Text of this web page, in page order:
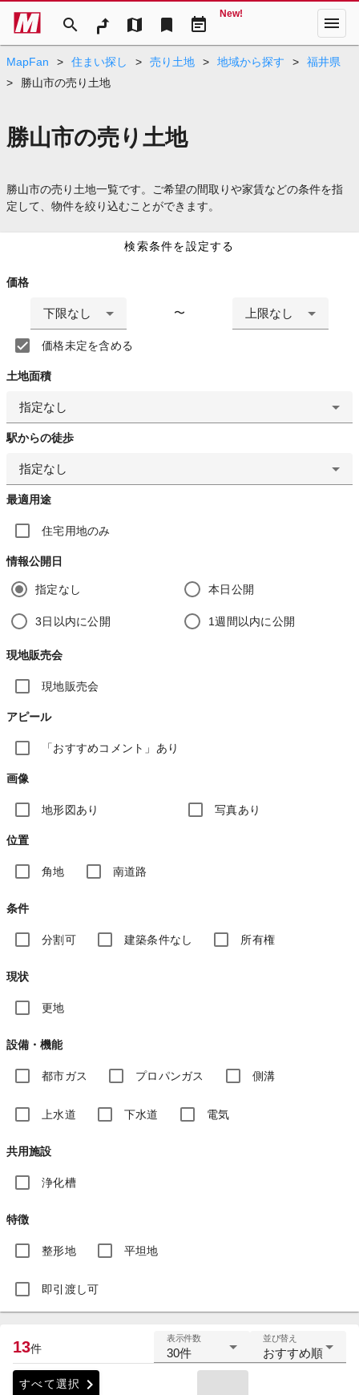
search map bookmark event_note
New! menu
MapFan > 住まい探し > 売り土地 > 地域から探す >
福井県
>
勝山市の売り土地
勝山市の売り土地
勝山市の売り土地一覧です。ご希望の間取りや家賃などの条件を指
定して、物件を絞り込むことができます。
検索条件を設定する
価格
下限なし 〜 上限なし
価格未定を含める
土地面積
指定なし
駅からの徒歩
指定なし
最適用途
住宅用地のみ
情報公開日
指定なし 本日公開
3日以内に公開 1週間以内に公開
現地販売会
現地販売会
アピール
「おすすめコメント」あり
画像
地形図あり 写真あり
位置
角地 南道路
条件
分割可 建築条件なし 所有権
現状
更地
設備・機能
都市ガス プロパンガス 側溝
上水道 下水道 電気
共用施設
浄化槽
特徴
整形地 平坦地
即引渡し可
13件
表示件数
30件
並び替え
おすすめ順
すべて選択 chevron_right